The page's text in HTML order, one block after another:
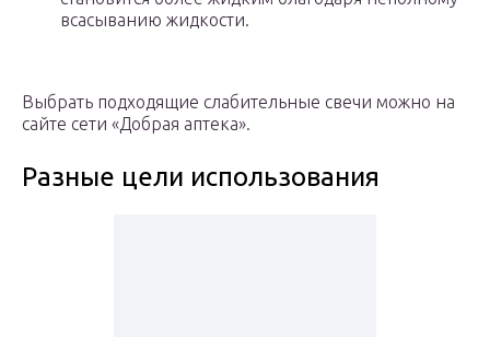
всасыванию жидкости.
Выбрать подходящие слабительные свечи можно на
сайте сети «Добрая аптека».
Разные цели использования